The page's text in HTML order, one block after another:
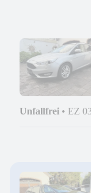
Unfallfrei • EZ